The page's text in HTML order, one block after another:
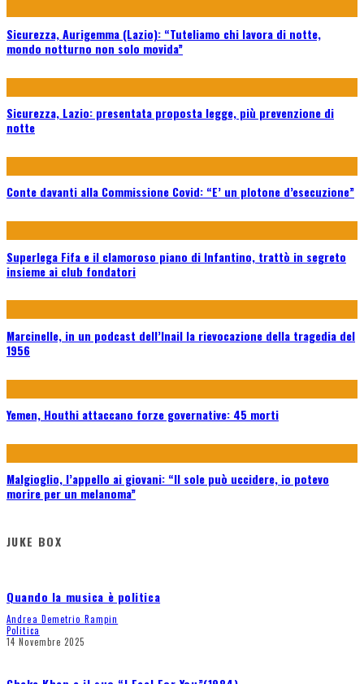
Sicurezza, Aurigemma (Lazio): “Tuteliamo chi lavora di notte,
mondo notturno non solo movida”
Sicurezza, Lazio: presentata proposta legge, più prevenzione di
notte
Conte davanti alla Commissione Covid: “E’ un plotone d’esecuzione”
Superlega Fifa e il clamoroso piano di Infantino, trattò in segreto
insieme ai club fondatori
Marcinelle, in un podcast dell’Inail la rievocazione della tragedia del
1956
Yemen, Houthi attaccano forze governative: 45 morti
Malgioglio, l’appello ai giovani: “Il sole può uccidere, io potevo
morire per un melanoma”
JUKE BOX
Quando la musica è politica
Andrea Demetrio Rampin
Politica
14 Novembre 2025